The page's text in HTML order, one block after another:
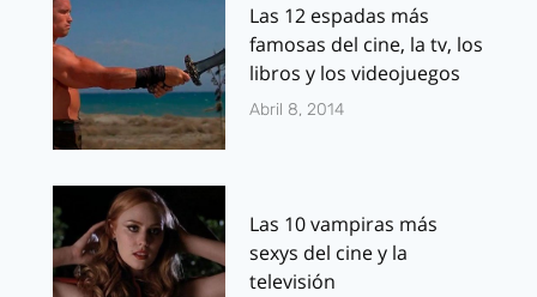
Las 12 espadas más
famosas del cine, la tv, los
libros y los videojuegos
Abril 8, 2014
Las 10 vampiras más
sexys del cine y la
televisión